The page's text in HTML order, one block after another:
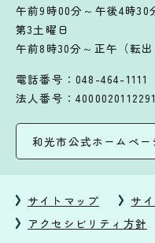
午前9時00分～午後4時30
第3土曜日
午前8時30分～正午（転出
電話番号：048-464-1111
法人番号：4000020112291
和光市公式ホームペー
サイトマップ
サ
アクセシビリティ方針